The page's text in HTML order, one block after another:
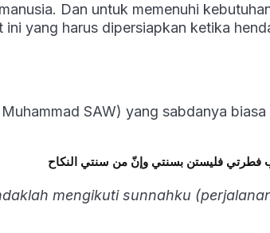
Dan untuk memenuhi
yang harus dipersiapkan ketika
SAW) yang sabdanya biasa
فطرتي فليستن بسنتي وإنّ من سنتي النكاح
mengikuti sunnahku